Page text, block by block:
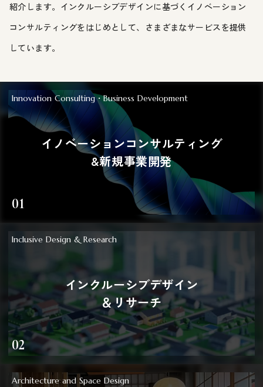
紹介します。インクルーシブデザインに基づくイノベーション
コンサルティングをはじめとして、さまざまなサービスを提供
しています。
イノベーションコンサルティング
&新規事業開発
Innovation Consulting・Business Development
01
インクルーシブデザイン
＆リサーチ
Inclusive Design & Research
02
Architecture and Space Design